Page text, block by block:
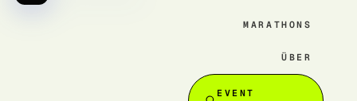
MARATHONS
ÜBER
EVENT